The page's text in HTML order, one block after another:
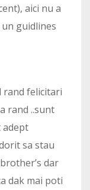
aici nu a
guidlines
felicitari
rand ..sunt
adept
sa stau
dar
dak mai poti